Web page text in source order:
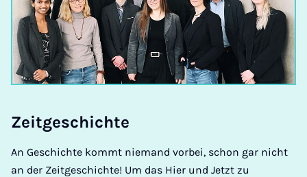
Zeit­ge­schich­te
An Geschichte kommt niemand vorbei, schon gar nicht
an der Zeitgeschichte! Um das Hier und Jetzt zu